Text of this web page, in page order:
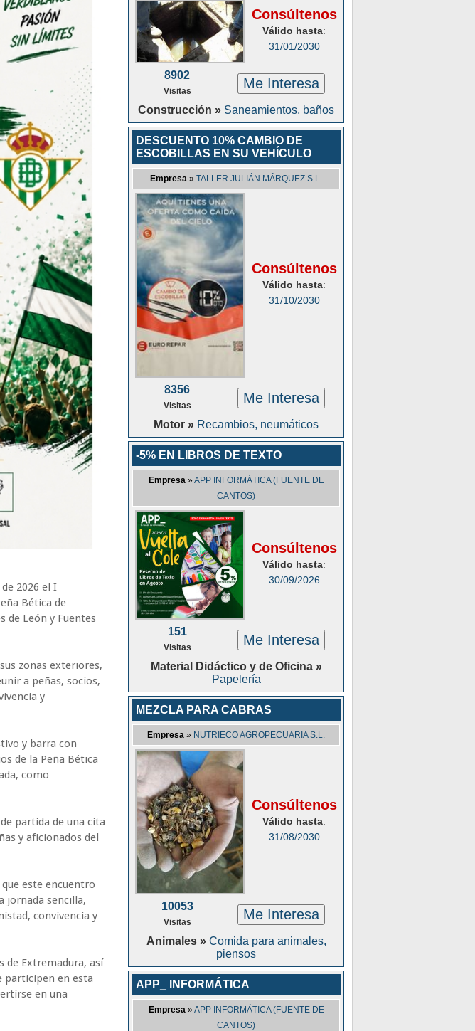
2026 el I
Bética de
de León y Fuentes
zonas exteriores,
a peñas, socios,
y
y barra con
de la Peña Bética
como
partida de una cita
y aficionados del
que este encuentro
jornada sencilla,
convivencia y
de Extremadura, así
participen en esta
en una
Consúltenos
Válido hasta:
31/01/2030
8902
Visitas Me Interesa
Construcción » Saneamientos, baños
DESCUENTO 10% CAMBIO DE
ESCOBILLAS EN SU VEHÍCULO
Empresa » TALLER JULIÁN MÁRQUEZ S.L.
Consúltenos
Válido hasta:
31/10/2030
8356
Visitas Me Interesa
Motor » Recambios, neumáticos
-5% EN LIBROS DE TEXTO
Empresa»APP INFORMÁTICA (FUENTE DE
CANTOS)
Consúltenos
Válido hasta:
30/09/2026
151
Visitas Me Interesa
Material Didáctico y de Oficina »
Papelería
MEZCLA PARA CABRAS
Empresa » NUTRIECO AGROPECUARIA S.L.
Consúltenos
Válido hasta:
31/08/2030
10053
Visitas Me Interesa
Animales » Comida para animales,
piensos
APP_ INFORMÁTICA
Empresa»APP INFORMÁTICA (FUENTE DE
CANTOS)